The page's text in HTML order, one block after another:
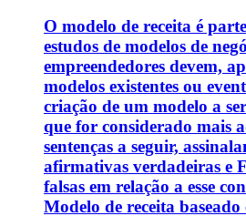
O modelo de receita é
estudos de modelos de
empreendedores devem,
modelos existentes ou
criação de um modelo a
que for considerado mais
sentenças a seguir,
afirmativas verdadeiras e
falsas em relação a esse
Modelo de receita